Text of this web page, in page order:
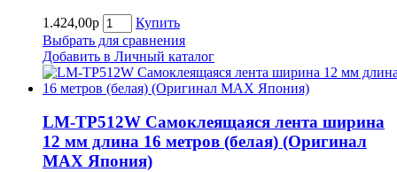
1.424,00р
Купить
Выбрать для сравнения
Добавить в Личный каталог
LM-TP512W Самоклеящаяся лента ширина
12 мм длина 16 метров (белая) (Оригинал
MAX Япония)